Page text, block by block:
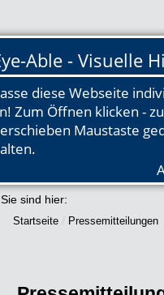
Sie sind hier:
Startseite Pressemitteilungen